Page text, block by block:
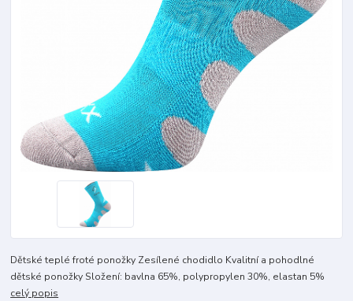
Dětské teplé froté ponožky Zesílené chodidlo Kvalitní a pohodlné
dětské ponožky Složení: bavlna 65%, polypropylen 30%, elastan 5%
celý popis